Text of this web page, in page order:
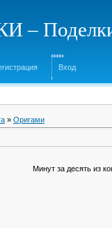
Поделки
Вход
» Оригами
Минут за десять из